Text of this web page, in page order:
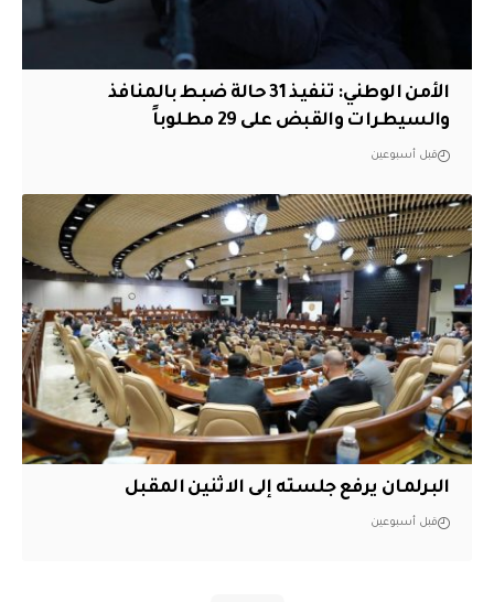
الأمن الوطني: تنفيذ 31 حالة ضبط بالمنافذ
والسيطرات والقبض على 29 مطلوباً
قبل أسبوعين
البرلمان يرفع جلسته إلى الاثنين المقبل
قبل أسبوعين